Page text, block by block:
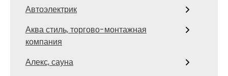
Автоэлектрик
Аква стиль, торгово-монтажная
компания
Алекс, сауна